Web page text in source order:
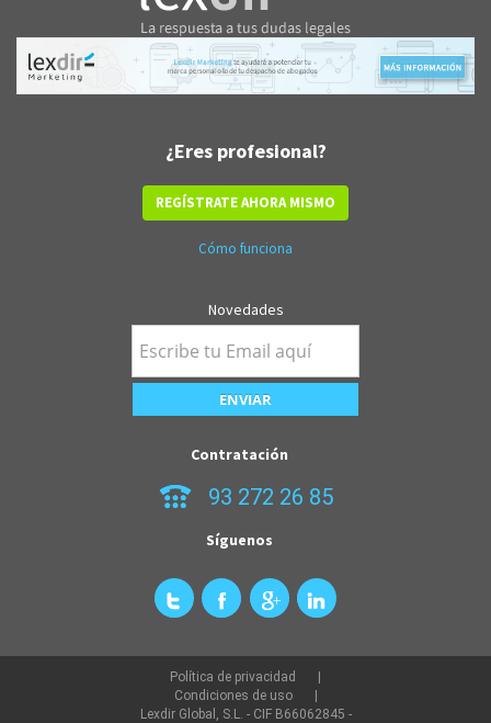
¿Eres profesional?
REGÍSTRATE AHORA MISMO
Cómo funciona
Novedades
Contratación
93 272 26 85
Síguenos
Política de privacidad
Condiciones de uso
Lexdir Global, S.L. - CIF B66062845 -